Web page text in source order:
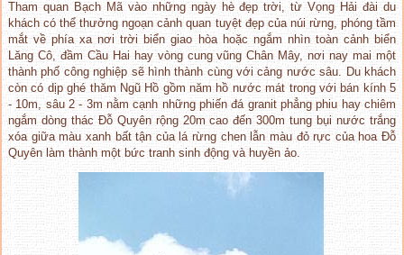
Tham quan Bạch Mã vào những ngày hè đẹp trời, từ Vọng Hải đài du
khách có thể thưởng ngoạn cảnh quan tuyệt đẹp của núi rừng, phóng tầm
mắt về phía xa nơi trời biển giao hòa hoặc ngắm nhìn toàn cảnh biển
Lăng Cô, đầm Cầu Hai hay vòng cung vũng Chân Mây, nơi nay mai một
thành phố công nghiệp sẽ hình thành cùng với cảng nước sâu. Du khách
còn có dịp ghé thăm Ngũ Hồ gồm năm hồ nước mát trong với bán kính 5
- 10m, sâu 2 - 3m nằm cạnh những phiến đá granit phẳng phiu hay chiêm
ngắm dòng thác Đỗ Quyên rộng 20m cao đến 300m tung bụi nước trắng
xóa giữa màu xanh bất tận của lá rừng chen lẫn màu đỏ rực của hoa Đỗ
Quyên làm thành một bức tranh sinh động và huyền ảo.